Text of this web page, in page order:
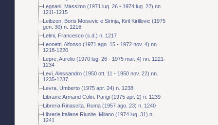
Legnani, Massimo (1971 lug. 26 - 1974 lug. 22) nn.
1211-1215
Leibzon, Boris Moisevic e Sirinja, Kiril Kirillovic (1975
gen. 30) n. 1216
Lelmi, Francesco (s.d.) n. 1217
Leonetti, Alfonso (1971 ago. 15 - 1972 nov. 4) nn.
1218-1220
Lepre, Aurelio (1970 lug. 26 - 1975 mar. 4) nn. 1221-
1234
Levi, Alessandro (1950 ott. 11 - 1950 nov. 22) nn.
1235-1237
Levra, Umberto (1975 apr. 24) n. 1238
Librairie Armand Colin. Parigi (1975 apr. 2) n. 1239
Libreria Rinascita. Roma (1957 ago. 23) n. 1240
Librerie Italiane Riunite. Milano (1974 lug. 31) n.
1241